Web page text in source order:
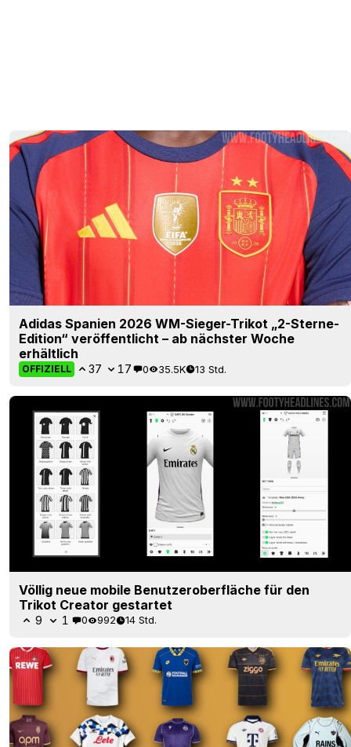
Adidas Spanien 2026 WM-Sieger-Trikot „2-Sterne-
Edition“ veröffentlicht – ab nächster Woche
erhältlich
OFFIZIELL 37 17 0 35.5K 13 Std.
Völlig neue mobile Benutzeroberfläche für den
Trikot Creator gestartet
9 1 0 992 14 Std.